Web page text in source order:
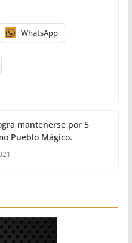
WhatsApp
mantenerse por 5
Pueblo Mágico.